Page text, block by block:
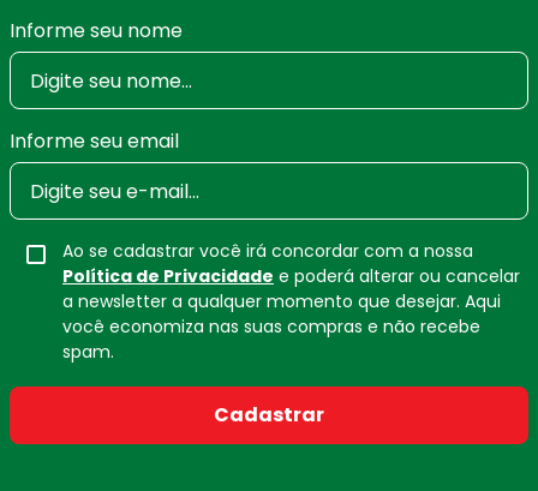
Informe seu nome
Informe seu email
Ao se cadastrar você irá concordar com a nossa
Política de Privacidade e poderá alterar ou cancelar
a newsletter a qualquer momento que desejar. Aqui
você economiza nas suas compras e não recebe
spam.
Cadastrar